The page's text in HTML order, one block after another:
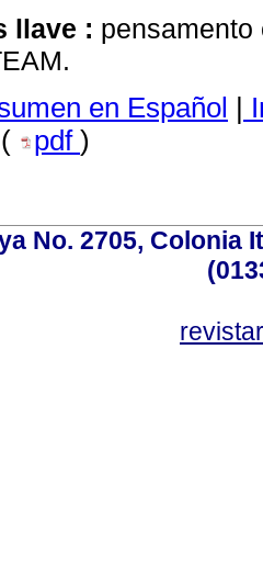
llave :
en Español |
pdf )
No. 2705, Colonia